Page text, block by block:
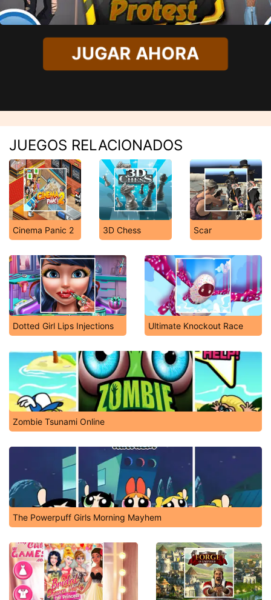
JUGAR AHORA
JUEGOS RELACIONADOS
Cinema Panic 2 3D Chess Scar
Dotted Girl Lips Injections Ultimate Knockout Race
Zombie Tsunami Online
The Powerpuff Girls Morning Mayhem